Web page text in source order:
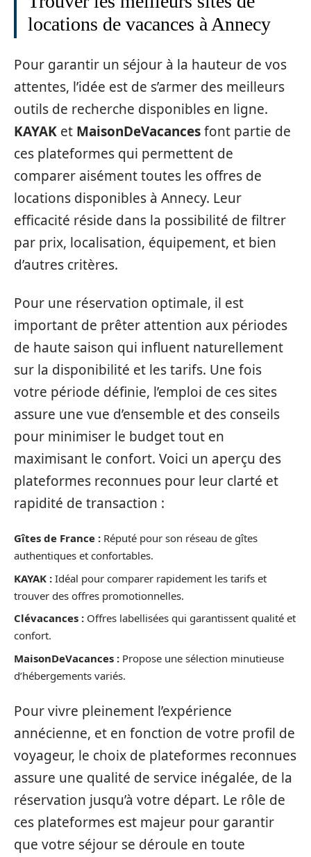
locations de vacances à Annecy
Pour garantir un séjour à la hauteur de vos
attentes, l’idée est de s’armer des meilleurs
outils de recherche disponibles en ligne.
KAYAK et MaisonDeVacancesfont partie de
ces plateformes qui permettent de
comparer aisément toutes les offres de
locations disponibles à Annecy. Leur
efficacité réside dans la possibilité de filtrer
par prix, localisation, équipement, et bien
d’autres critères.
Pour une réservation optimale, il est
important de prêter attention aux périodes
de haute saison qui influent naturellement
sur la disponibilité et les tarifs. Une fois
votre période définie, l’emploi de ces sites
assure une vue d’ensemble et des conseils
pour minimiser le budget tout en
maximisant le confort. Voici un aperçu des
plateformes reconnues pour leur clarté et
rapidité de transaction :
Gîtes de France : Réputé pour son réseau de gîtes
authentiques et confortables.
KAYAK : Idéal pour comparer rapidement les tarifs et
trouver des offres promotionnelles.
Clévacances : Offres labellisées qui garantissent qualité et
confort.
MaisonDeVacances : Propose une sélection minutieuse
d’hébergements variés.
Pour vivre pleinement l’expérience
annécienne, et en fonction de votre profil de
voyageur, le choix de plateformes reconnues
assure une qualité de service inégalée, de la
réservation jusqu’à votre départ. Le rôle de
ces plateformes est majeur pour garantir
que votre séjour se déroule en toute